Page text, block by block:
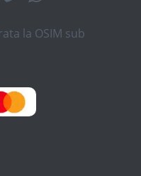
la OSIM sub